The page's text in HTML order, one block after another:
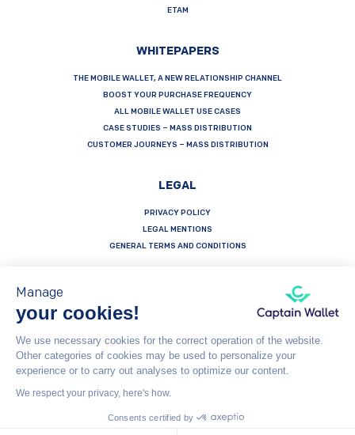
ETAM
WHITEPAPERS
THE MOBILE WALLET, A NEW RELATIONSHIP CHANNEL
BOOST YOUR PURCHASE FREQUENCY
ALL MOBILE WALLET USE CASES
CASE STUDIES – MASS DISTRIBUTION
CUSTOMER JOURNEYS – MASS DISTRIBUTION
LEGAL
PRIVACY POLICY
LEGAL MENTIONS
GENERAL TERMS AND CONDITIONS
Captain Wallet (by Brevo) is made with heart by Carving Labs - 106 Blvd Haussmann - 75008 - Paris
© Captain Wallet 2023General Terms and Conditions
Manage
your cookies!
We use necessary cookies for the correct operation of the website.
Other categories of cookies may be used to personalize your
experience or to carry out analyses to optimize our content.
We respect your privacy, here's how.
Consents certified by